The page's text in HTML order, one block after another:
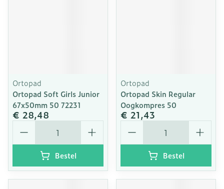
Ortopad
Ortopad Soft Girls Junior
67x50mm 50 72231
€ 28,48
Aantal
Bestel
Ortopad
Ortopad Skin Regular
Oogkompres 50
€ 21,43
Aantal
Bestel